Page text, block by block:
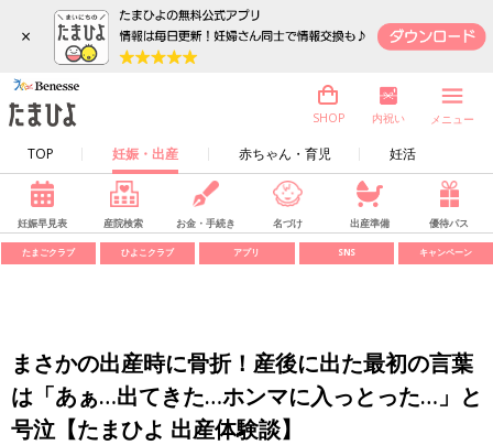
×
TOP 妊娠・出産 赤ちゃん・育児 妊活
SHOP 内祝い メニュー
妊娠早見表 産院検索 お金・手続き 名づけ 出産準備 優待パス
たまごクラブ ひよこクラブ アプリ SNS キャンペーン
まさかの出産時に骨折！産後に出た最初の言葉
は「あぁ…出てきた…ホンマに入っとった…」と
号泣【たまひよ 出産体験談】